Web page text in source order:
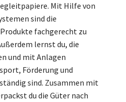
Mit Hilfe von
sind die
fachgerecht zu
lernst du, die
und mit Anlagen
Förderung und
sind. Zusammen mit
du die Güter nach